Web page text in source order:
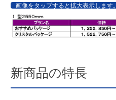
画像をタップすると拡大表示します。
新商品の特長